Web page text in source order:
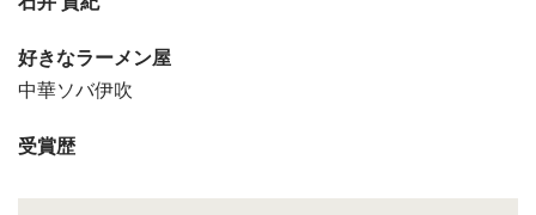
好きなラーメン屋
中華ソバ伊吹
受賞歴